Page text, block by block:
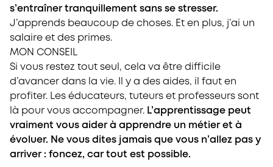
s’entraîner tranquillement sans se stresser.
J’apprends beaucoup de choses. Et en plus, j’ai un
salaire et des primes.
MON CONSEIL
Si vous restez tout seul, cela va être difficile
d’avancer dans la vie. Il y a des aides, il faut en
profiter. Les éducateurs, tuteurs et professeurs sont
là pour vous accompagner. L’apprentissage peut
vraiment vous aider à apprendre un métier et à
évoluer. Ne vous dites jamais que vous n’allez pas y
arriver : foncez, car tout est possible.